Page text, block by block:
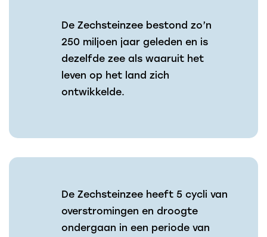
De Zechsteinzee bestond zo’n
250 miljoen jaar geleden en is
dezelfde zee als waaruit het
leven op het land zich
ontwikkelde.
De Zechsteinzee heeft 5 cycli van
overstromingen en droogte
ondergaan in een periode van